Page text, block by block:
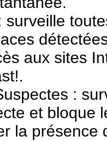
surveille
aux sites
:
et bloque
la présence